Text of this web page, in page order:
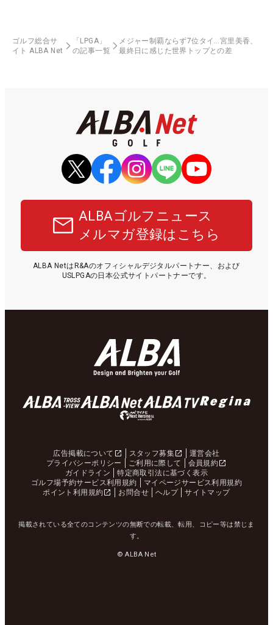
ゴルフ総合サ
イト ALBA Net
「LPGA」
の記事一覧
メジャー制覇ならず7位タイ…宮里美香、
最終日に感じた世界トップとの差
ALBAゴルフニュース
メルマガ登録はこちら
ALBA NetはR&Aのオフィシャルデジタルパートナー、および
USLPGAの日本公式サイトパートナーです。
広告掲載について スタッフ募集
運営会社
プライバシーポリシー
ご利用に際して
会員規約
ガイドライン
特定商取引法に基づく表示
ゴルフ場予約サービス利用規約
マイページサービス利用規約
ポイント利用規約
お問合せ ヘルプ サイトマップ
掲載されている全てのコンテンツの無断での転載、転用、コピー等は禁じま
す。
© ALBA Net